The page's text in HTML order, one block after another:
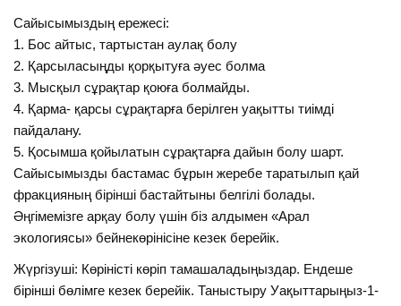
Сайысымыздың ережесі:
1. Бос айтыс, тартыстан аулақ болу
2. Қарсыласыңды қорқытуға әуес болма
3. Мысқыл сұрақтар қоюға болмайды.
4. Қарма- қарсы сұрақтарға берілген уақытты тиімді
пайдалану.
5. Қосымша қойылатын сұрақтарға дайын болу шарт.
Сайысымызды бастамас бұрын жеребе таратылып қай
фракцияның бірінші бастайтыны белгілі болады.
Әңгімемізге арқау болу үшін біз алдымен «Арал
экологиясы» бейнекөрінісіне кезек берейік.
Жүргізуші: Көріністі көріп тамашаладыңыздар. Ендеше
бірінші бөлімге кезек берейік. Таныстыру Уақыттарыңыз-1-